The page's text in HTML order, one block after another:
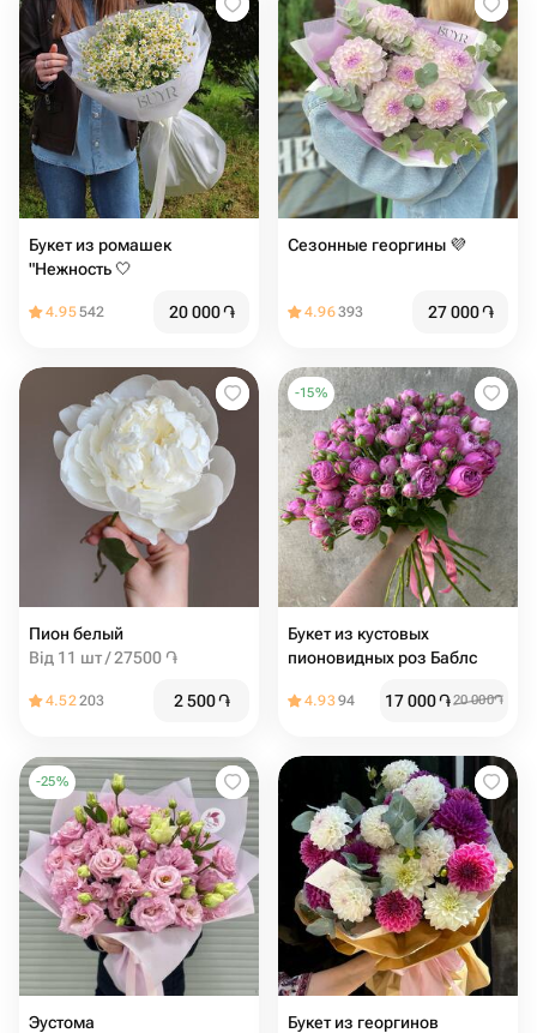
Букет из ромашек
"Нежность 🤍
4.95542 20 000֏
Сезонные георгины 💜
4.96393 27 000֏
Пион белый
Від 11 шт / 27500 ֏
4.52203 2 500֏
-15%
Букет из кустовых
пионовидных роз Баблс
4.9394 17 000֏20 000֏
-25%
Эустома
Букет из георгинов